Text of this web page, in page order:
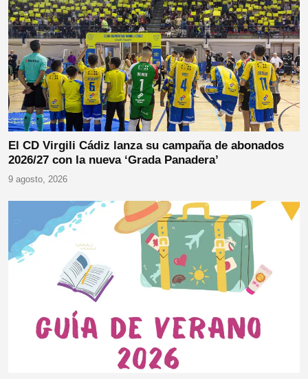
El CD Virgili Cádiz lanza su campaña de abonados
2026/27 con la nueva ‘Grada Panadera’
9 agosto, 2026